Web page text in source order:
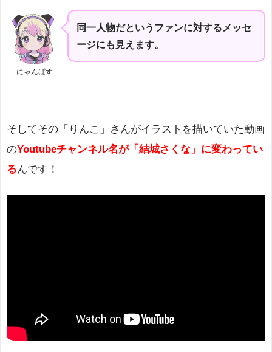
にゃんぱす
同一人物だというファンに対するメッセ
ージにも見えます。
そしてその「りんこ」さんがイラストを描いていた動画
のYoutubeチャンネル名が「結城さくな」に変わってい
るんです！